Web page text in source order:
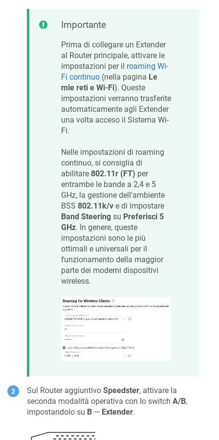
Importante
Prima di collegare un Extender
al Router principale, attivare le
impostazioni per il roaming Wi-
Fi continuo (nella pagina Le
mie reti e Wi-Fi). Queste
impostazioni verranno trasferite
automaticamente agli Extender
una volta acceso il Sistema Wi-
Fi.
Nelle impostazioni di roaming
continuo, si consiglia di
abilitare 802.11r (FT) per
entrambe le bande a 2,4 e 5
GHz, la gestione dell'ambiente
BSS 802.11k/v e di impostare
Band Steering su Preferisci 5
GHz. In genere, queste
impostazioni sono le più
ottimali e universali per il
funzionamento della maggior
parte dei moderni dispositivi
wireless.
Sul Router aggiuntivo Speedster, attivare la
seconda modalità operativa con lo switch A/B,
impostandolo su B — Extender.